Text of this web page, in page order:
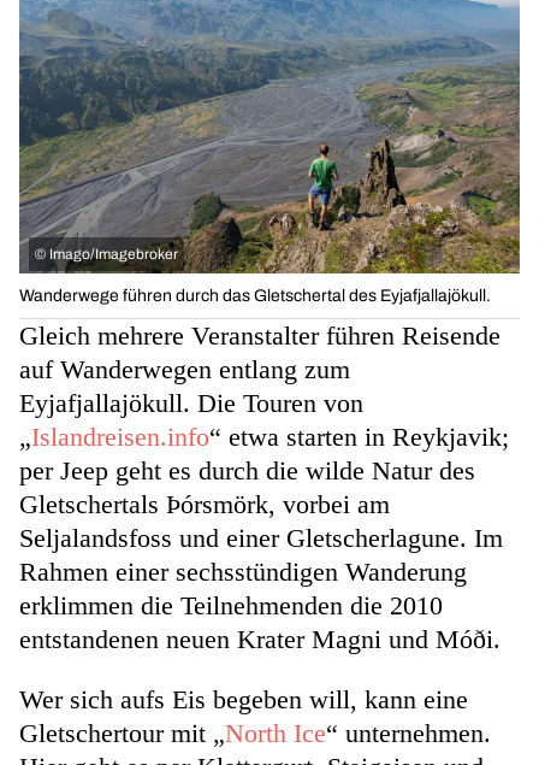
© Imago/Imagebroker
Wanderwege führen durch das Gletschertal des Eyjafjallajökull.
Gleich mehrere Veranstalter führen Reisende
auf Wanderwegen entlang zum
Eyjafjallajökull. Die Touren von
„Islandreisen.info“ etwa starten in Reykjavik;
per Jeep geht es durch die wilde Natur des
Gletschertals Þórsmörk, vorbei am
Seljalandsfoss und einer Gletscherlagune. Im
Rahmen einer sechsstündigen Wanderung
erklimmen die Teilnehmenden die 2010
entstandenen neuen Krater Magni und Móði.
Wer sich aufs Eis begeben will, kann eine
Gletschertour mit „North Ice“ unternehmen.